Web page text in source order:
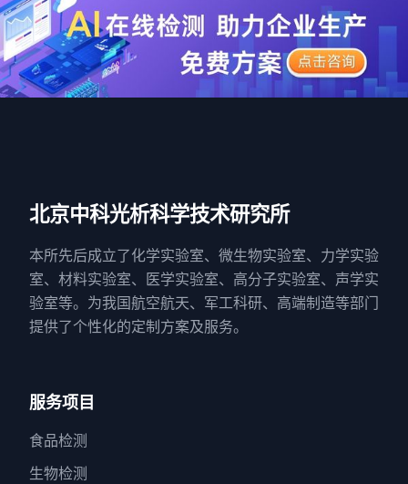
北京中科光析科学技术研究所
本所先后成立了化学实验室、微生物实验室、力学实验
室、材料实验室、医学实验室、高分子实验室、声学实
验室等。为我国航空航天、军工科研、高端制造等部门
提供了个性化的定制方案及服务。
服务项目
食品检测
生物检测